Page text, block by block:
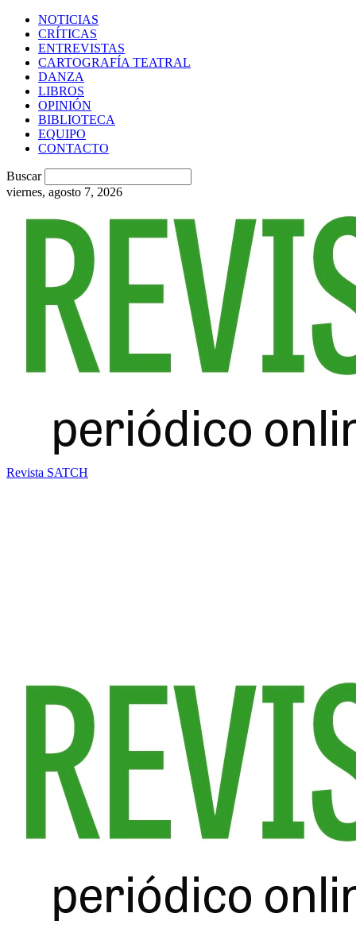
NOTICIAS
CRÍTICAS
ENTREVISTAS
CARTOGRAFÍA TEATRAL
DANZA
LIBROS
OPINIÓN
BIBLIOTECA
EQUIPO
CONTACTO
Buscar
viernes, agosto 7, 2026
Revista SATCH